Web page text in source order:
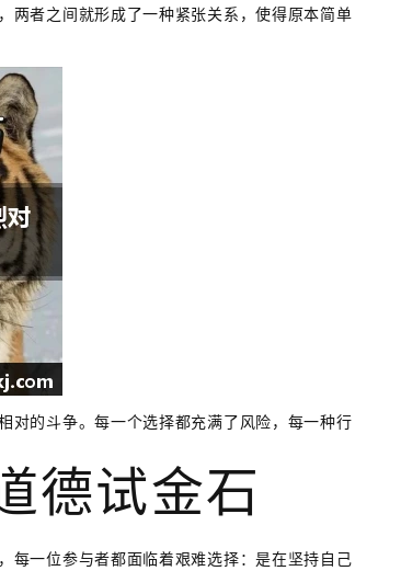
两者之间就形成了一种紧张关系，使得原本简单
对的斗争。每一个选择都充满了风险，每一种行
德试金石
每一位参与者都面临着艰难选择：是在坚持自己